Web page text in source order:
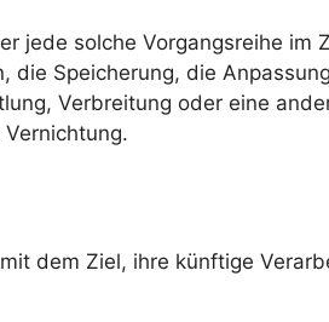
jede solche Vorgangsreihe im
die Speicherung, die
Verbreitung oder eine
dem Ziel, ihre künftige